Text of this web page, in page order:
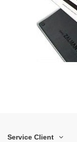
Service Client